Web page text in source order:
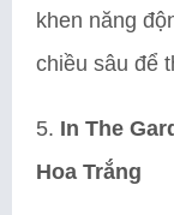
khen năng
chiều sâu để
5. In The
Hoa Trắng